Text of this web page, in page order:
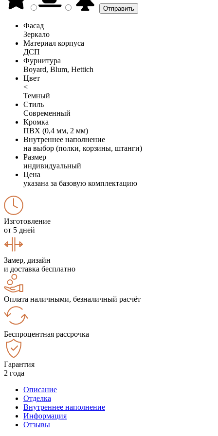
Фасад
Зеркало
Материал корпуса
ДСП
Фурнитура
Boyard, Blum, Hettich
Цвет
<
Темный
Стиль
Современный
Кромка
ПВХ (0,4 мм, 2 мм)
Внутреннее наполнение
на выбор (полки, корзины, штанги)
Размер
индивидуальный
Цена
указана за базовую комплектацию
Изготовление
от 5 дней
Замер, дизайн
и доставка бесплатно
Оплата наличными, безналичный расчёт
Беспроцентная рассрочка
Гарантия
2 года
Описание
Отделка
Внутреннее наполнение
Информация
Отзывы